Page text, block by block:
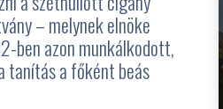
– melynek elnöke
ben azon munkálkodott,
tanítás a főként beás